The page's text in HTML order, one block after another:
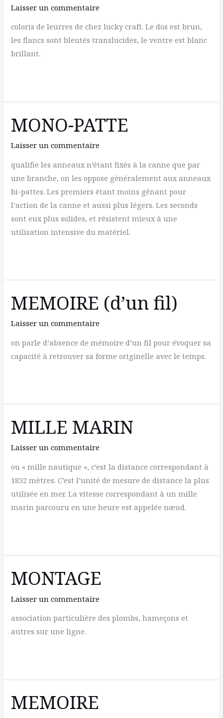
Laisser un commentaire
coloris de leurres de chez lucky craft. Le dos est brun,
les flancs sont bleutés translucides, le ventre est blanc
brillant.
GHOST
MONO-PATTE
Laisser un commentaire
qualifie les anneaux n’étant fixés à la canne que par
une branche, on les oppose généralement aux anneaux
bi-pattes. Les premiers étant moins gênant pour
l’action de la canne et aussi plus légers. Les seconds
sont eux plus solides, et résistent mieux à une
utilisation intensive du matériel.
PATTE
MEMOIRE (d’un fil)
Laisser un commentaire
on parle d’absence de mémoire d’un fil pour évoquer sa
capacité à retrouver sa forme originelle avec le temps.
(d’un
MILLE MARIN
Laisser un commentaire
ou « mille nautique », c’est la distance correspondant à
1852 mètres. C’est l’unité de mesure de distance la plus
utilisée en mer. La vitesse correspondant à un mille
marin parcouru en une heure est appelée nœud.
MARIN
MONTAGE
Laisser un commentaire
association particulière des plombs, hameçons et
autres sur une ligne.
MEMOIRE